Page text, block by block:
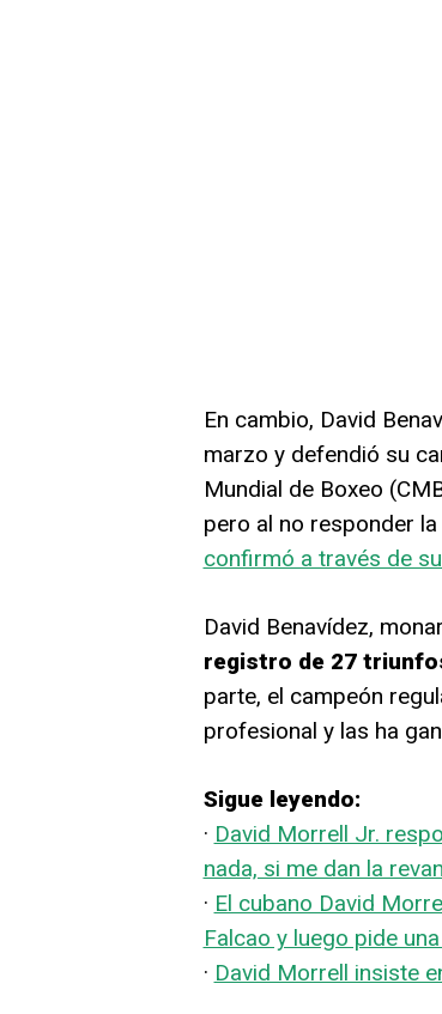
En cambio, David
marzo y defendió su
Mundial de Boxeo
pero al no responder
confirmó a través de
David Benavídez,
registro de 27
parte, el campeón
profesional y las ha
Sigue leyendo:
· David Morrell Jr.
nada, si me dan la
· El cubano David
Falcao y luego pide
· David Morrell insiste